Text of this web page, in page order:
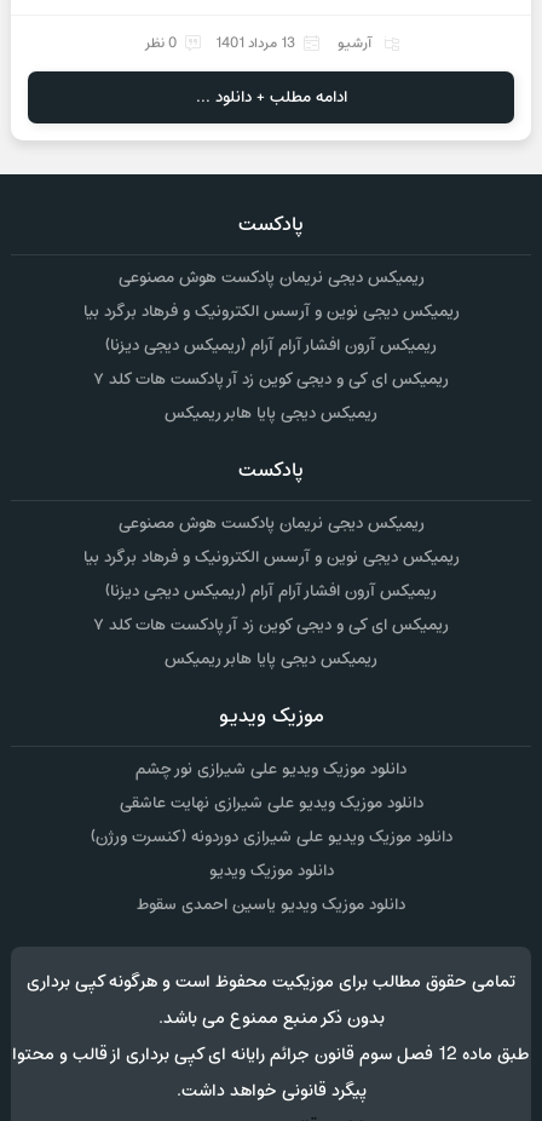
آرشیو 13 مرداد 1401 0 نظر
ادامه مطلب + دانلود ...
پادکست
ریمیکس دیجی نریمان پادکست هوش مصنوعی
ریمیکس دیجی نوین و آرسس الکترونیک و فرهاد برگرد بیا
ریمیکس آرون افشار آرام آرام (ریمیکس دیجی دیزنا)
ریمیکس ای کی و دیجی کوین زد آر پادکست هات کلد ۷
ریمیکس دیجی پایا هابر ریمیکس
پادکست
ریمیکس دیجی نریمان پادکست هوش مصنوعی
ریمیکس دیجی نوین و آرسس الکترونیک و فرهاد برگرد بیا
ریمیکس آرون افشار آرام آرام (ریمیکس دیجی دیزنا)
ریمیکس ای کی و دیجی کوین زد آر پادکست هات کلد ۷
ریمیکس دیجی پایا هابر ریمیکس
موزیک ویدیو
دانلود موزیک ویدیو علی شیرازی نور چشم
دانلود موزیک ویدیو علی شیرازی نهایت عاشقی
دانلود موزیک ویدیو علی شیرازی دوردونه (کنسرت ورژن)
دانلود موزیک ویدیو
دانلود موزیک ویدیو یاسین احمدی سقوط
تمامی حقوق مطالب برای موزیکیت محفوظ است و هرگونه کپی برداری
بدون ذکر منبع ممنوع می باشد.
طبق ماده 12 فصل سوم قانون جرائم رایانه ای کپی برداری از قالب و محتوا
پیگرد قانونی خواهد داشت.